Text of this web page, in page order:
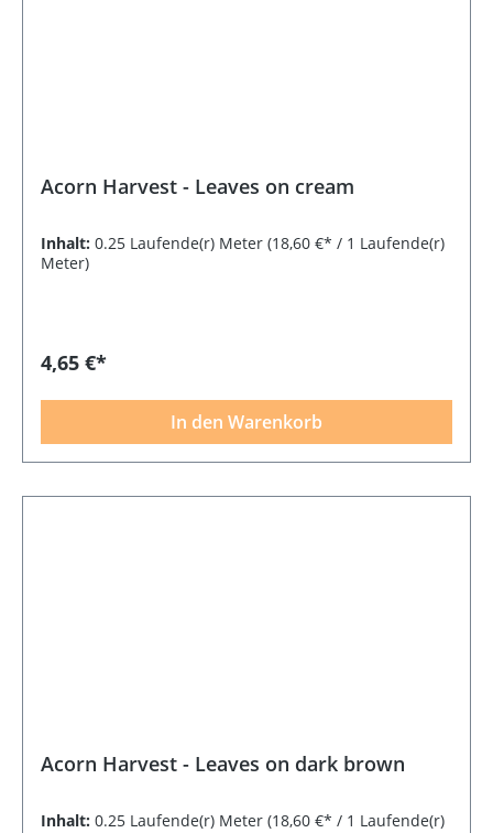
Acorn Harvest - Leaves on cream
Inhalt: 0.25 Laufende(r) Meter (18,60 €* / 1 Laufende(r)
Meter)
4,65 €*
In den Warenkorb
Acorn Harvest - Leaves on dark brown
Inhalt: 0.25 Laufende(r) Meter (18,60 €* / 1 Laufende(r)